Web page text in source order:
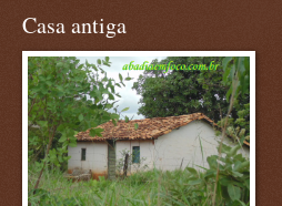
Casa antiga